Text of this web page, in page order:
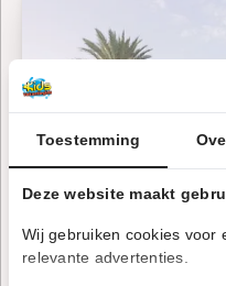
Gran Canaria
HD Parque
Toestemming
Deze website maakt
Wij gebruiken cookies voor
relevante advertenties.